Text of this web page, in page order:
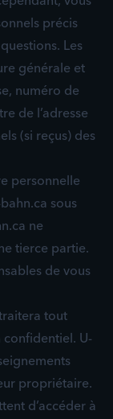
précis
Les
générale et
numéro de
de l’adresse
(si reçus) des
personnelle
sous
ne
tierce partie.
de vous
tout
U-
propriétaire.
d’accéder à